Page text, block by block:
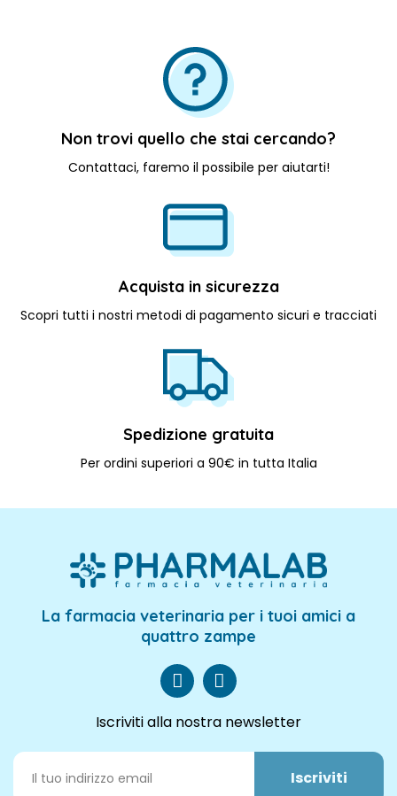
Non trovi quello che stai cercando?
Contattaci, faremo il possibile per aiutarti!
Acquista in sicurezza
Scopri tutti i nostri metodi di pagamento sicuri e tracciati
Spedizione gratuita
Per ordini superiori a 90€ in tutta Italia
La farmacia veterinaria per i tuoi amici a
quattro zampe
Iscriviti alla nostra newsletter
Iscriviti